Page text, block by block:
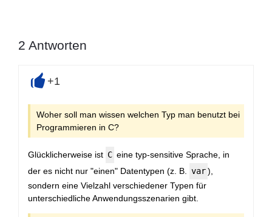
2 Antworten
+1
Woher soll man wissen welchen Typ man benutzt bei
Programmieren in C?
Glücklicherweise ist C eine typ-sensitive Sprache, in
der es nicht nur "einen" Datentypen (z. B.
var),
sondern eine Vielzahl verschiedener Typen für
unterschiedliche Anwendungsszenarien gibt.